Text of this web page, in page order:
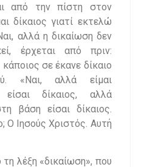
από την πίστη στον
δίκαιος γιατί εκτελώ
αλλά η δικαίωση δεν
έρχεται από πριν:
σε έκανε δίκαιο
«Ναι, αλλά είμαι
δίκαιος, αλλά
βάση είσαι δίκαιος.
Ο Ιησούς Χριστός. Αυτή
λέξη «δικαίωση», που